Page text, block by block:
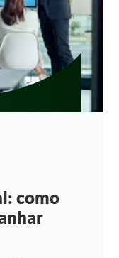
como